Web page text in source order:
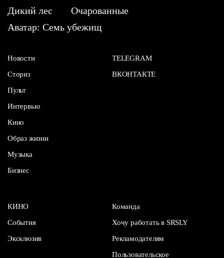
Дикий лес
Очарованные
Аватар: Семь убежищ
Новости
Сториз
Пульт
Интервью
Кино
Образ жизни
Музыка
Бизнес
TELEGRAM
ВКОНТАКТЕ
КИНО
События
Эксклюзив
Команда
Хочу работать в SRSLY
Рекламодателям
Пользовательское